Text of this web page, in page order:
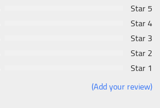
5 Star
4 Star
3 Star
2 Star
1 Star
(Add your review)